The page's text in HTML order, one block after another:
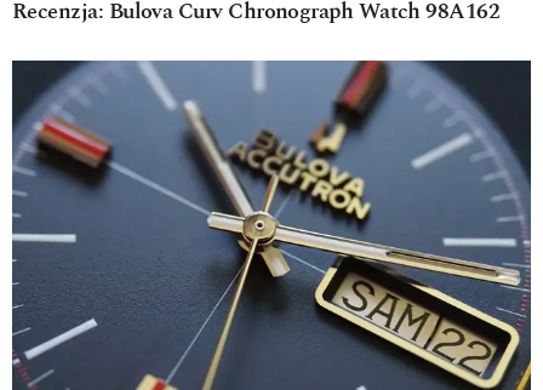
Recenzja: Bulova Curv Chronograph Watch 98A162